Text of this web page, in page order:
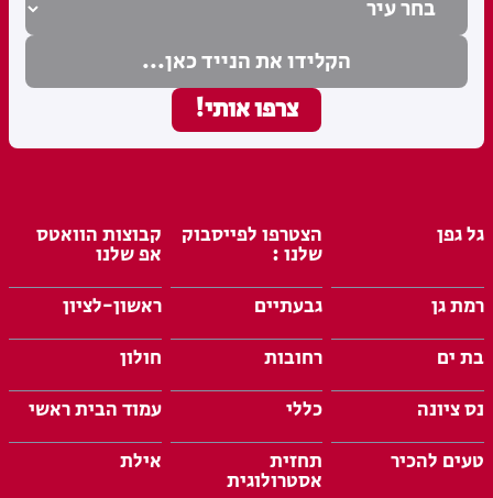
גל גפן הצטרפו לפייסבוק
שלנו :
קבוצות הוואטס
אפ שלנו
רמת גן
גבעתיים
ראשון-לציון
בת ים
רחובות
חולון
נס ציונה
כללי
עמוד הבית ראשי
טעים להכיר
תחזית
אסטרולוגית
אילת